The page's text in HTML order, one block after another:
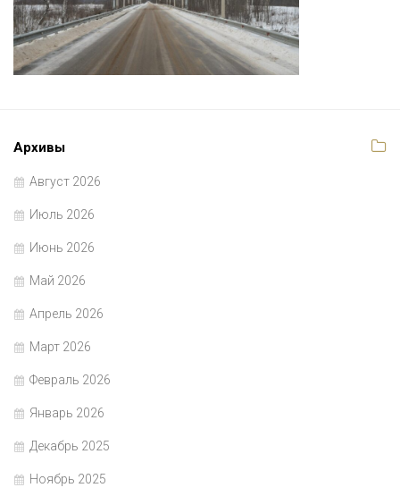
Архивы
Август 2026
Июль 2026
Июнь 2026
Май 2026
Апрель 2026
Март 2026
Февраль 2026
Январь 2026
Декабрь 2025
Ноябрь 2025